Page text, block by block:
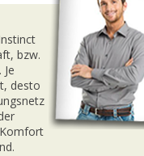
bzw.
desto